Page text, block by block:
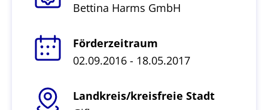
Bettina Harms GmbH
Förderzeitraum
02.09.2016 - 18.05.2017
Landkreis/kreisfreie Stadt